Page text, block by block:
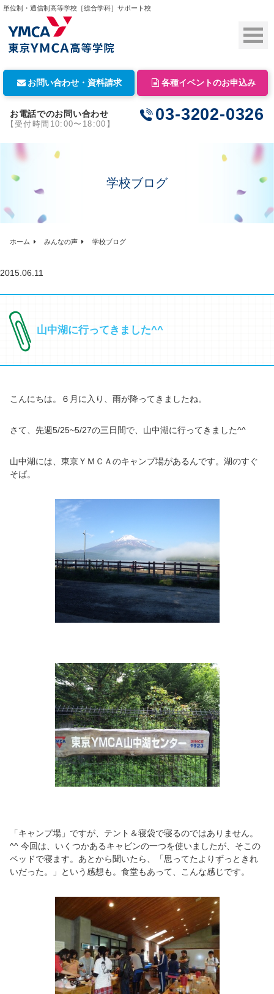
単位制・通信制高等学校［総合学科］サポート校
お問い合わせ・資料請求 各種イベントのお申込み
お電話でのお問い合わせ
【受付時間10:00〜18:00】
03-3202-0326
学校ブログ
ホーム みんなの声 学校ブログ
2015.06.11
山中湖に行ってきました^^
こんにちは。６月に入り、雨が降ってきましたね。
さて、先週5/25~5/27の三日間で、山中湖に行ってきました^^
山中湖には、東京ＹＭＣＡのキャンプ場があるんです。湖のすぐ
そば。
「キャンプ場」ですが、テント＆寝袋で寝るのではありません。
^^ 今回は、いくつかあるキャビンの一つを使いましたが、そこの
ベッドで寝ます。あとから聞いたら、「思ってたよりずっときれ
いだった。」という感想も。食堂もあって、こんな感じです。